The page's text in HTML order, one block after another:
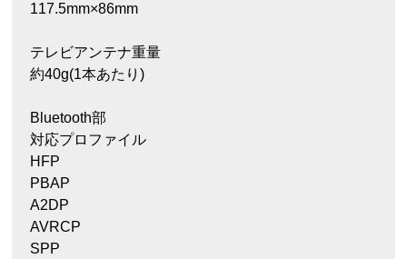
117.5mm×86mm
テレビアンテナ重量
約40g(1本あたり)
Bluetooth部
対応プロファイル
HFP
PBAP
A2DP
AVRCP
SPP